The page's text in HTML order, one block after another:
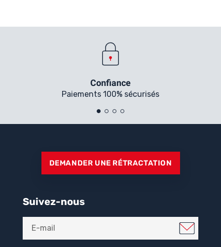
Confiance
Paiements 100% sécurisés
DEMANDER UNE RÉTRACTATION
Suivez-nous